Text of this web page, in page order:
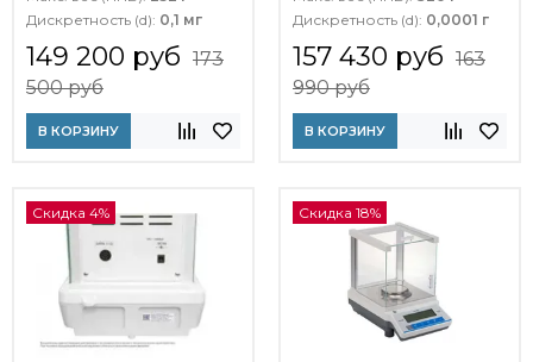
Дискретность (d): 0,1 мг
149 200 руб 173
500 руб
В КОРЗИНУ
Дискретность (d): 0,0001 г
157 430 руб 163
990 руб
В КОРЗИНУ
Скидка 4% Скидка 18%